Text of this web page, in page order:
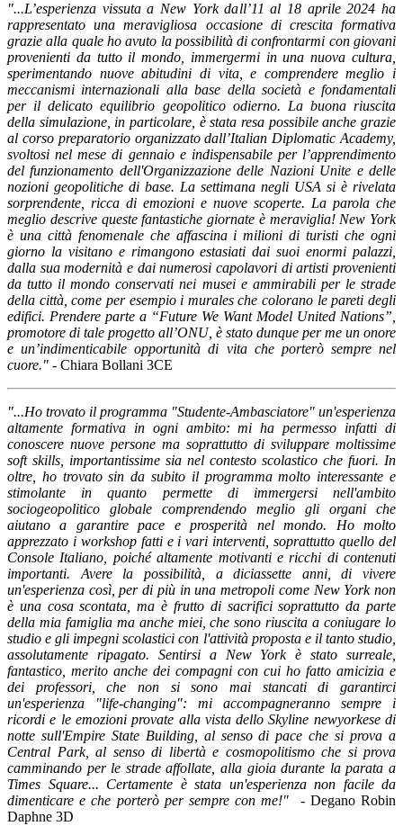
"...L’esperienza vissuta a New York dall’11 al 18 aprile 2024 ha
rappresentato una meravigliosa occasione di crescita formativa
grazie alla quale ho avuto la possibilità di confrontarmi con giovani
provenienti da tutto il mondo, immergermi in una nuova cultura,
sperimentando nuove abitudini di vita, e comprendere meglio i
meccanismi internazionali alla base della società e fondamentali
per il delicato equilibrio geopolitico odierno. La buona riuscita
della simulazione, in particolare, è stata resa possibile anche grazie
al corso preparatorio organizzato dall’Italian Diplomatic Academy,
svoltosi nel mese di gennaio e indispensabile per l’apprendimento
del funzionamento dell'Organizzazione delle Nazioni Unite e delle
nozioni geopolitiche di base. La settimana negli USA si è rivelata
sorprendente, ricca di emozioni e nuove scoperte. La parola che
meglio descrive queste fantastiche giornate è meraviglia! New York
è una città fenomenale che affascina i milioni di turisti che ogni
giorno la visitano e rimangono estasiati dai suoi enormi palazzi,
dalla sua modernità e dai numerosi capolavori di artisti provenienti
da tutto il mondo conservati nei musei e ammirabili per le strade
della città, come per esempio i murales che colorano le pareti degli
edifici. Prendere parte a “Future We Want Model United Nations”,
promotore di tale progetto all’ONU, è stato dunque per me un onore
e un’indimenticabile opportunità di vita che porterò sempre nel
cuore." - Chiara Bollani 3CE
"...Ho trovato il programma "Studente-Ambasciatore" un'esperienza
altamente formativa in ogni ambito: mi ha permesso infatti di
conoscere nuove persone ma soprattutto di sviluppare moltissime
soft skills, importantissime sia nel contesto scolastico che fuori. In
oltre, ho trovato sin da subito il programma molto interessante e
stimolante in quanto permette di immergersi nell'ambito
sociogeopolitico globale comprendendo meglio gli organi che
aiutano a garantire pace e prosperità nel mondo. Ho molto
apprezzato i workshop fatti e i vari interventi, soprattutto quello del
Console Italiano, poiché altamente motivanti e ricchi di contenuti
importanti. Avere la possibilità, a diciassette anni, di vivere
un'esperienza così, per di più in una metropoli come New York non
è una cosa scontata, ma è frutto di sacrifici soprattutto da parte
della mia famiglia ma anche miei, che sono riuscita a coniugare lo
studio e gli impegni scolastici con l'attività proposta e il tanto studio,
assolutamente ripagato. Sentirsi a New York è stato surreale,
fantastico, merito anche dei compagni con cui ho fatto amicizia e
dei professori, che non si sono mai stancati di garantirci
un'esperienza "life-changing": mi accompagneranno sempre i
ricordi e le emozioni provate alla vista dello Skyline newyorkese di
notte sull'Empire State Building, al senso di pace che si prova a
Central Park, al senso di libertà e cosmopolitismo che si prova
camminando per le strade affollate, alla gioia durante la parata a
Times Square... Certamente è stata un'esperienza non facile da
dimenticare e che porterò per sempre con me!" - Degano Robin
Daphne 3D